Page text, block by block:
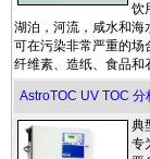
饮
湖泊，河流，咸水和海
可在污染非常严重的场
纤维素、造纸、食品和
AstroTOC UV TOC 分
典
专